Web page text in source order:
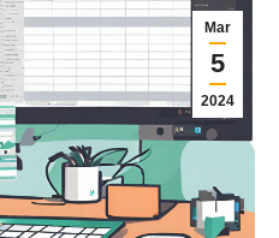
Mar
5
2024